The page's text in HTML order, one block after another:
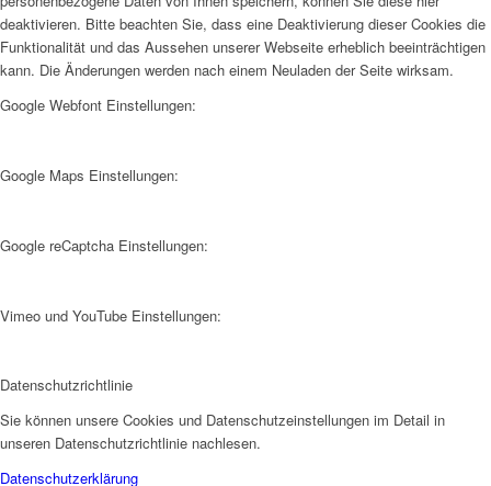
deaktivieren. Bitte beachten Sie, dass eine Deaktivierung dieser Cookies die
Funktionalität und das Aussehen unserer Webseite erheblich beeinträchtigen
kann. Die Änderungen werden nach einem Neuladen der Seite wirksam.
Google Webfont Einstellungen:
Google Maps Einstellungen:
Google reCaptcha Einstellungen:
Vimeo und YouTube Einstellungen:
Datenschutzrichtlinie
Sie können unsere Cookies und Datenschutzeinstellungen im Detail in
unseren Datenschutzrichtlinie nachlesen.
Datenschutzerklärung